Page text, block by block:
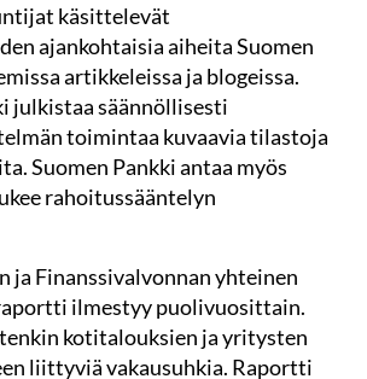
käsittelevät
ajankohtaisia aiheita Suomen
artikkeleissa ja blogeissa.
julkistaa säännöllisesti
toimintaa kuvaavia tilastoja
Suomen Pankki antaa myös
rahoitussääntelyn
ja Finanssivalvonnan yhteinen
ilmestyy puolivuosittain.
kotitalouksien ja yritysten
liittyviä vakausuhkia. Raportti